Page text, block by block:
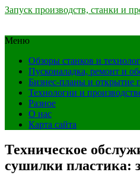
Запуск производств, станки и
Меню
Обзоры станков и
Пусконаладка, ремонт и
Бизнес-планы и открытие
Технологии и
Разное
О нас
Карта сайта
Техническое
сушилки пластика: